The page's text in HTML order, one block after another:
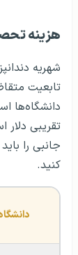
هزینه
شهریه
تابعیت
دانشگاه‌ها
تقریبی
جانبی را
کنید.